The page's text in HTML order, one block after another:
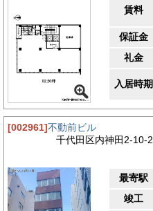
賃料
保証金
礼金
入居時期
[002961]不動前ビル
千代田区内神田2-10-2
最寄駅
竣工